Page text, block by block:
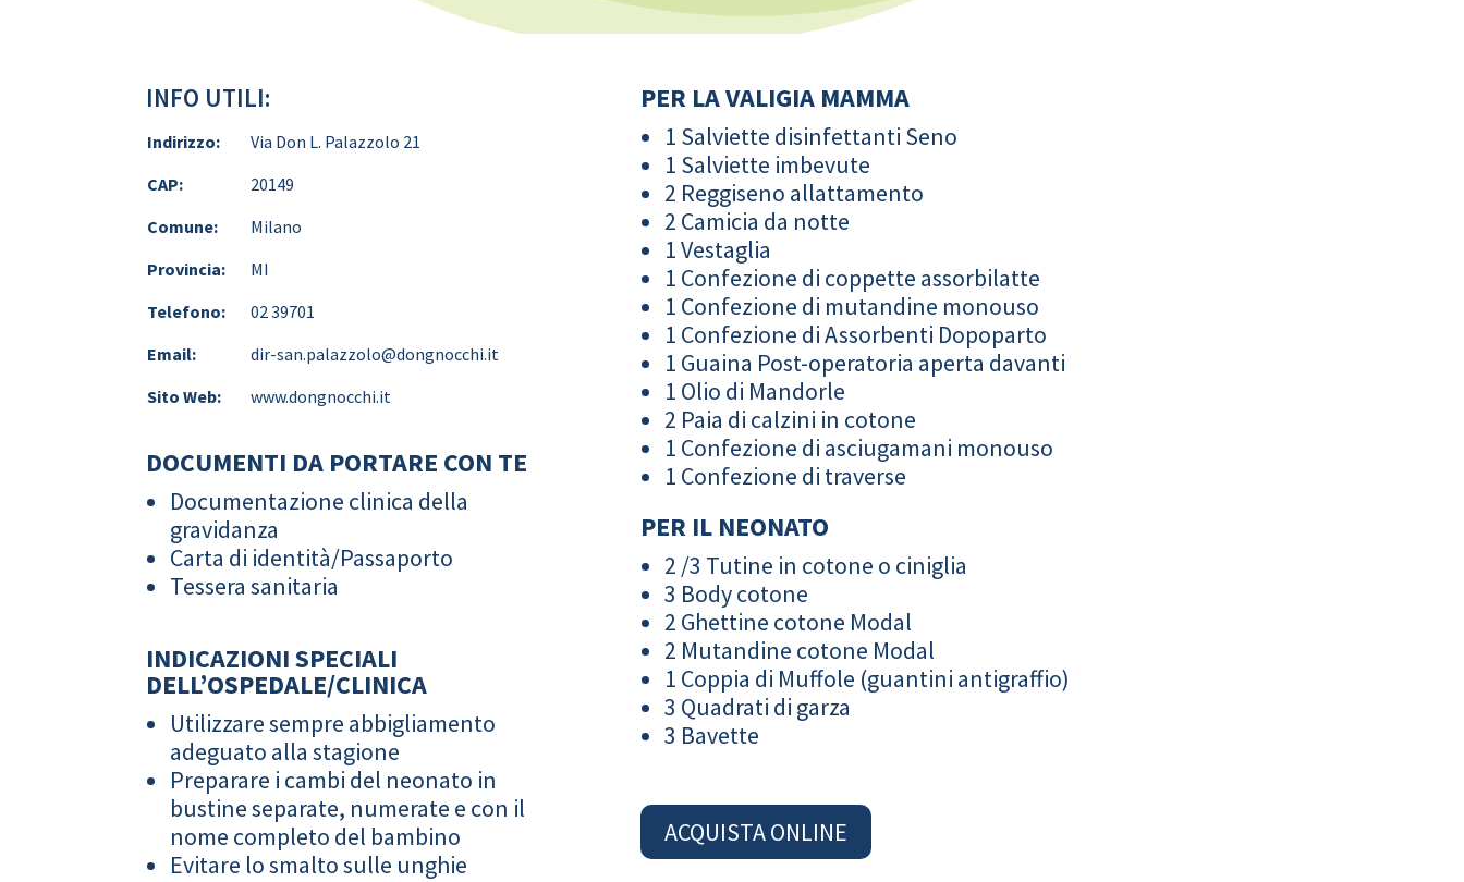
INFO UTILI:
Indirizzo:
Via Don L. Palazzolo 21
CAP:
20149
Comune:
Milano
Provincia:
MI
Telefono:
02 39701
Email:
dir-san.palazzolo@dongnocchi.it
Sito Web:
www.dongnocchi.it
DOCUMENTI DA PORTARE CON TE
Documentazione clinica della
gravidanza
Carta di identità/Passaporto
Tessera sanitaria
INDICAZIONI SPECIALI
DELL’OSPEDALE/CLINICA
Utilizzare sempre abbigliamento
adeguato alla stagione
Preparare i cambi del neonato in
bustine separate, numerate e con il
nome completo del bambino
Evitare lo smalto sulle unghie
PER LA VALIGIA MAMMA
1 Salviette disinfettanti Seno
1 Salviette imbevute
2 Reggiseno allattamento
2 Camicia da notte
1 Vestaglia
1 Confezione di coppette assorbilatte
1 Confezione di mutandine monouso
1 Confezione di Assorbenti Dopoparto
1 Guaina Post-operatoria aperta davanti
1 Olio di Mandorle
2 Paia di calzini in cotone
1 Confezione di asciugamani monouso
1 Confezione di traverse
PER IL NEONATO
2 /3 Tutine in cotone o ciniglia
3 Body cotone
2 Ghettine cotone Modal
2 Mutandine cotone Modal
1 Coppia di Muffole (guantini antigraffio)
3 Quadrati di garza
3 Bavette
ACQUISTA ONLINE